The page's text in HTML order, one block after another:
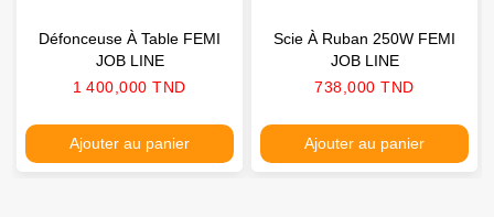
Défonceuse À Table FEMI
JOB LINE
Prix
1 400,000 TND
Ajouter au panier
Scie À Ruban 250W FEMI
JOB LINE
Prix
738,000 TND
Ajouter au panier